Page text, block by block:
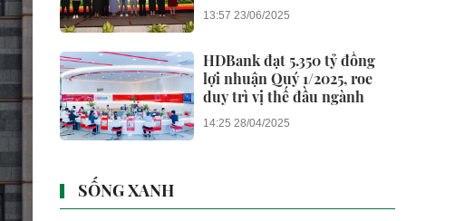
13:57 23/06/2025
HDBank đạt 5.350 tỷ đồng
lợi nhuận Quý 1/2025, roe
duy trì vị thế đầu ngành
14:25 28/04/2025
SỐNG XANH